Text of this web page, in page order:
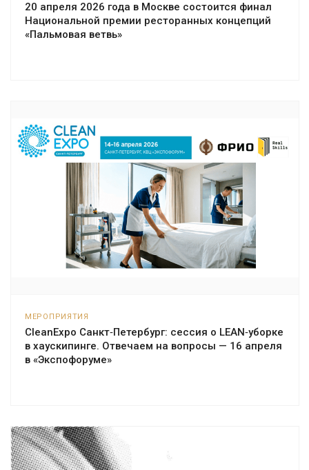
20 апреля 2026 года в Москве состоится финал
Национальной премии ресторанных концепций
«Пальмовая ветвь»
МЕРОПРИЯТИЯ
CleanExpo Санкт‑Петербург: сессия о LEAN‑уборке
в хаускипинге. Отвечаем на вопросы — 16 апреля
в «Экспофоруме»